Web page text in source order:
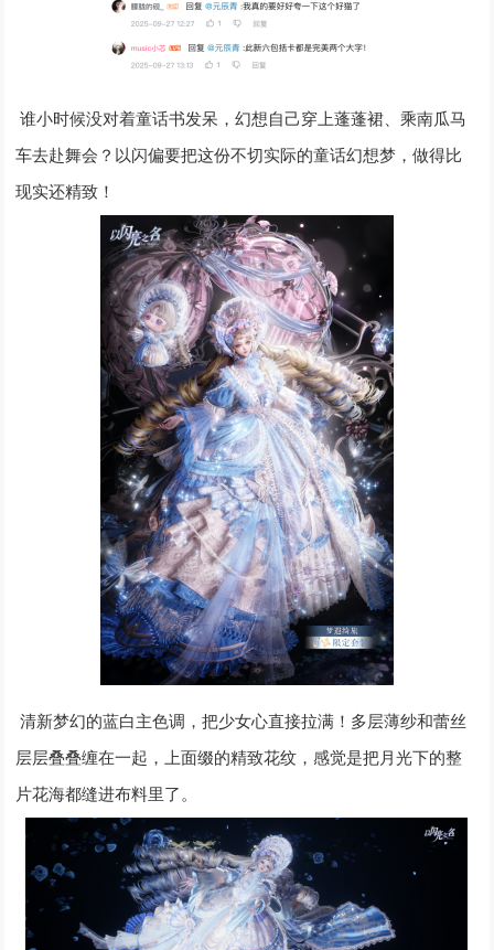
谁小时候没对着童话书发呆，幻想自己穿上蓬蓬裙、乘南瓜马
车去赴舞会？以闪偏要把这份不切实际的童话幻想梦，做得比
现实还精致！
清新梦幻的蓝白主色调，把少女心直接拉满！多层薄纱和蕾丝
层层叠叠缠在一起，上面缀的精致花纹，感觉是把月光下的整
片花海都缝进布料里了。